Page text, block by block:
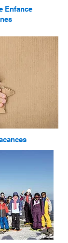
Enfance